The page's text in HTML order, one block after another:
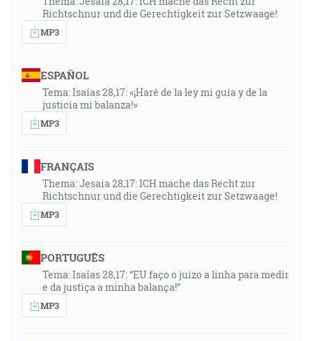
Richtschnur und die Gerechtigkeit zur Setzwaage!
MP3
ESPAÑOL
Tema: Isaías 28,17: «¡Haré de la ley mi guía y de la
justicia mi balanza!»
MP3
FRANÇAIS
Thema: Jesaia 28,17: ICH mache das Recht zur
Richtschnur und die Gerechtigkeit zur Setzwaage!
MP3
PORTUGUÊS
Tema: Isaías 28,17: “EU faço o juizo a linha para medir
e da justiça a minha balança!”
MP3